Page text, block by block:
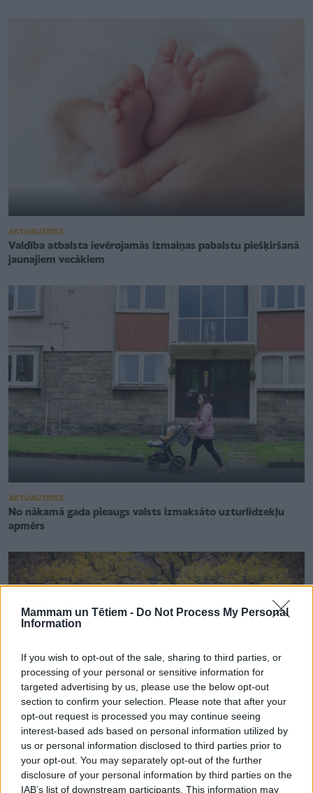
Mammam un Tētiem - Do Not Process My Personal
Information
If you wish to opt-out of the sale, sharing to third parties, or
processing of your personal or sensitive information for
targeted advertising by us, please use the below opt-out
section to confirm your selection. Please note that after your
opt-out request is processed you may continue seeing
interest-based ads based on personal information utilized by
us or personal information disclosed to third parties prior to
your opt-out. You may separately opt-out of the further
disclosure of your personal information by third parties on the
IAB’s list of downstream participants. This information may
AKTUALITĀTES
Valdība atbalsta ievērojamās izmaiņas pabalstu piešķiršanā
jaunajiem vecākiem
AKTUALITĀTES
No nākamā gada pieaugs valsts izmaksāto uzturlīdzekļu
apmērs
AKTUALITĀTES
2026. gadā krietni pieaugs pabalsti ģimenēm ar bērniem,